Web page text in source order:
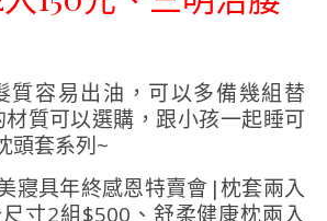
質容易出油，可以多備幾組替
質可以選購，跟小孩一起睡可
頭套系列~